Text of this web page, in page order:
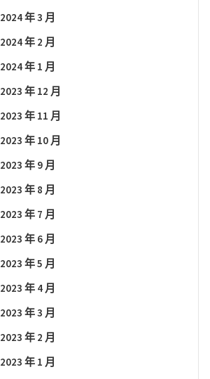
2024 年 3 月
2024 年 2 月
2024 年 1 月
2023 年 12 月
2023 年 11 月
2023 年 10 月
2023 年 9 月
2023 年 8 月
2023 年 7 月
2023 年 6 月
2023 年 5 月
2023 年 4 月
2023 年 3 月
2023 年 2 月
2023 年 1 月